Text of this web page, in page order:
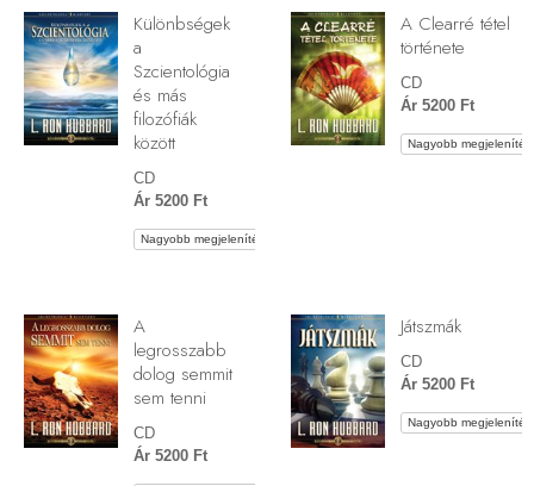
Különbségek
a
Szcientológia
és más
filozófiák
között
CD
Ár 5200 Ft
Nagyobb megjelenítés
A Clearré tétel
története
CD
Ár 5200 Ft
Nagyobb megjelenítés
A
legrosszabb
dolog semmit
sem tenni
CD
Ár 5200 Ft
Játszmák
CD
Ár 5200 Ft
Nagyobb megjelenítés